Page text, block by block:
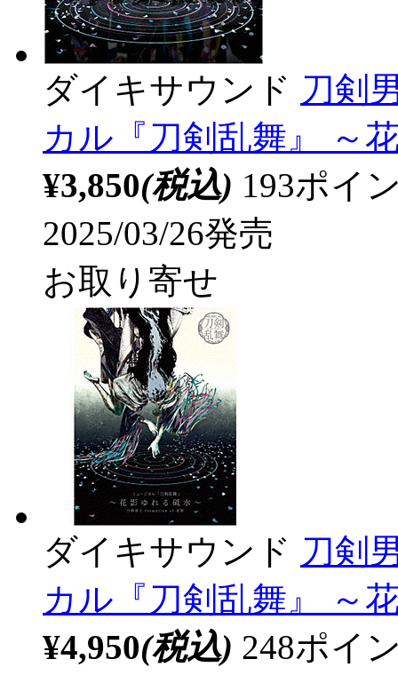
ダイキサウンド 刀剣
カル『刀剣乱舞』 ～
¥3,850(税込) 193ポイ
2025/03/26発売
お取り寄せ
ダイキサウンド 刀剣
カル『刀剣乱舞』 ～
¥4,950(税込) 248ポイ